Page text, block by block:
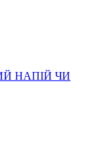
НАПІЙ ЧИ